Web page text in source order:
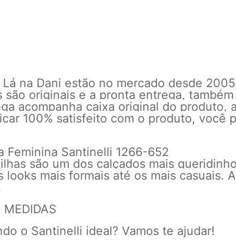
Lá na Dani estão no mercado desde
são originais e a pronta entrega,
acompanha caixa original do produto,
100% satisfeito com o produto, você
Feminina Santinelli 1266-652
são um dos calçados mais
looks mais formais até os mais casuais.
MEDIDAS
o Santinelli ideal? Vamos te ajudar!